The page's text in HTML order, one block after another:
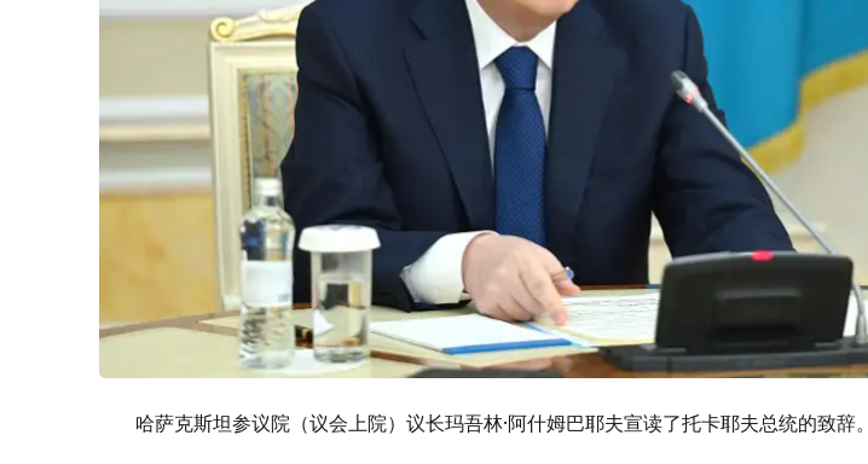
哈萨克斯坦参议院（议会上院）议长玛吾林·阿什姆巴耶夫宣读了托卡耶夫总统的致辞。